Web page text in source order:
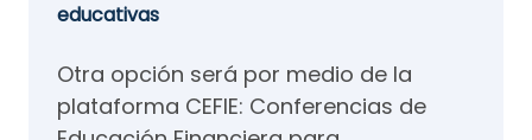
educativas
Otra opción será por medio de la
plataforma CEFIE: Conferencias de